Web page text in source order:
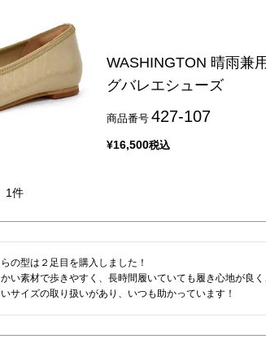
WASHINGTON 晴雨兼
グバレエシューズ
商品番号 427-107
¥16,500税込
1
の型は２足目を購入しました！
い素材で歩きやすく、長時間履いていても履き心地が良く